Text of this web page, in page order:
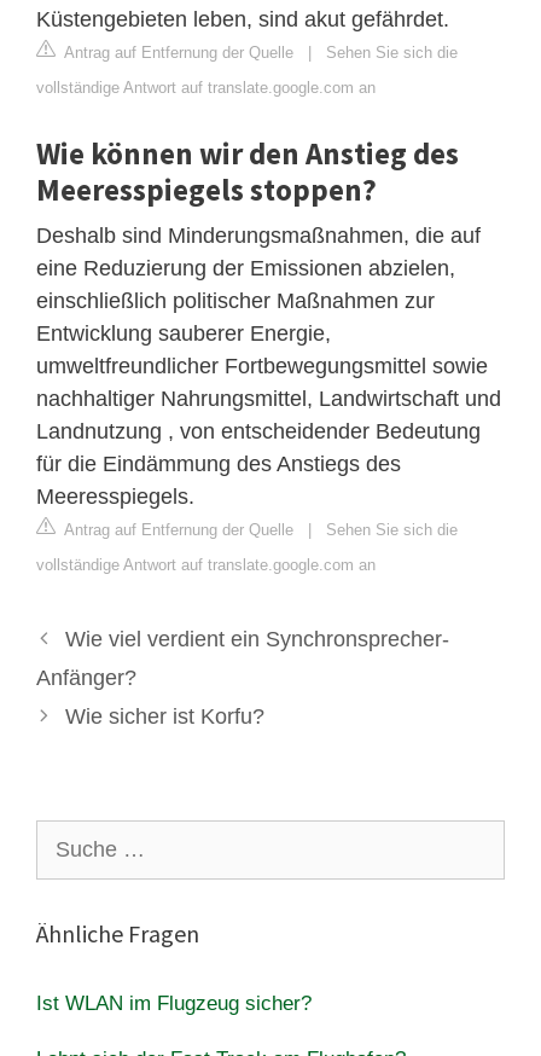
Küstengebieten leben, sind akut gefährdet.
Antrag auf Entfernung der Quelle | Sehen Sie sich die
vollständige Antwort auf translate.google.com an
Wie können wir den Anstieg des
Meeresspiegels stoppen?
Deshalb sind Minderungsmaßnahmen, die auf
eine Reduzierung der Emissionen abzielen,
einschließlich politischer Maßnahmen zur
Entwicklung sauberer Energie,
umweltfreundlicher Fortbewegungsmittel sowie
nachhaltiger Nahrungsmittel, Landwirtschaft und
Landnutzung , von entscheidender Bedeutung
für die Eindämmung des Anstiegs des
Meeresspiegels.
Antrag auf Entfernung der Quelle | Sehen Sie sich die
vollständige Antwort auf translate.google.com an
Wie viel verdient ein Synchronsprecher-
Anfänger?
Wie sicher ist Korfu?
nach:
Ähnliche Fragen
Ist WLAN im Flugzeug sicher?